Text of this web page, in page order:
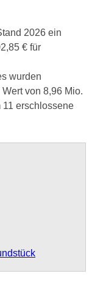
2026 ein
€ für
wurden
von 8,96 Mio.
erschlossene